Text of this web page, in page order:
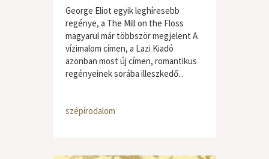
George Eliot egyik leghíresebb
regénye, a The Mill on the Floss
magyarul már többször megjelent A
vízimalom címen, a Lazi Kiadó
azonban most új címen, romantikus
regényeinek sorába illeszkedő...
szépirodalom